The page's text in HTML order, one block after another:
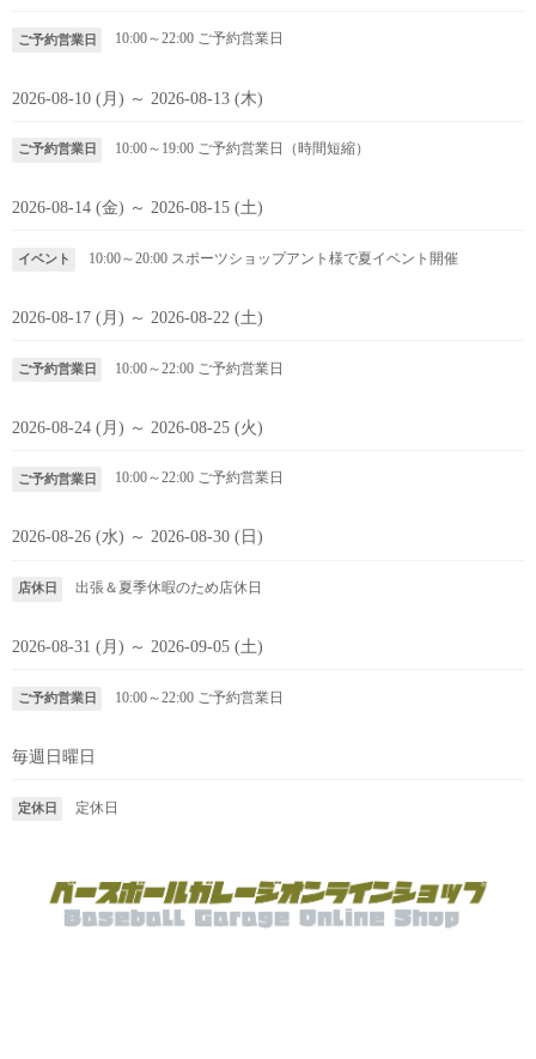
ご予約営業日 10:00～22:00 ご予約営業日
2026-08-10 (月) ～ 2026-08-13 (木)
ご予約営業日 10:00～19:00 ご予約営業日（時間短縮）
2026-08-14 (金) ～ 2026-08-15 (土)
イベント 10:00～20:00 スポーツショップアント様で夏イベント開催
2026-08-17 (月) ～ 2026-08-22 (土)
ご予約営業日 10:00～22:00 ご予約営業日
2026-08-24 (月) ～ 2026-08-25 (火)
ご予約営業日 10:00～22:00 ご予約営業日
2026-08-26 (水) ～ 2026-08-30 (日)
店休日 出張＆夏季休暇のため店休日
2026-08-31 (月) ～ 2026-09-05 (土)
ご予約営業日 10:00～22:00 ご予約営業日
毎週日曜日
定休日 定休日